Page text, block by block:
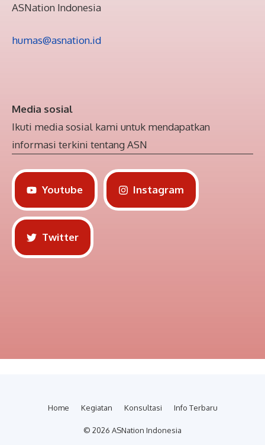
ASNation Indonesia
humas@asnation.id
Media sosial
Ikuti media sosial kami untuk mendapatkan
informasi terkini tentang ASN
Youtube Instagram
Twitter
Home Kegiatan Konsultasi Info Terbaru
© 2026 ASNation Indonesia